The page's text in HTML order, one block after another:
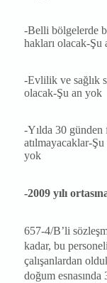
-Belli bölgelerde
hakları olacak-
-Evlilik ve sağlık
olacak-Şu an yok
-Yılda 30 günden
atılmayacaklar-
yok
-2009 yılı
657-4/B’li
kadar, bu
çalışanlardan
doğum